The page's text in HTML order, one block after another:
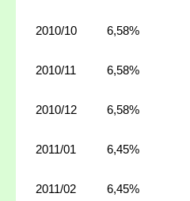
2010/10 6,58%
2010/11 6,58%
2010/12 6,58%
2011/01 6,45%
2011/02 6,45%